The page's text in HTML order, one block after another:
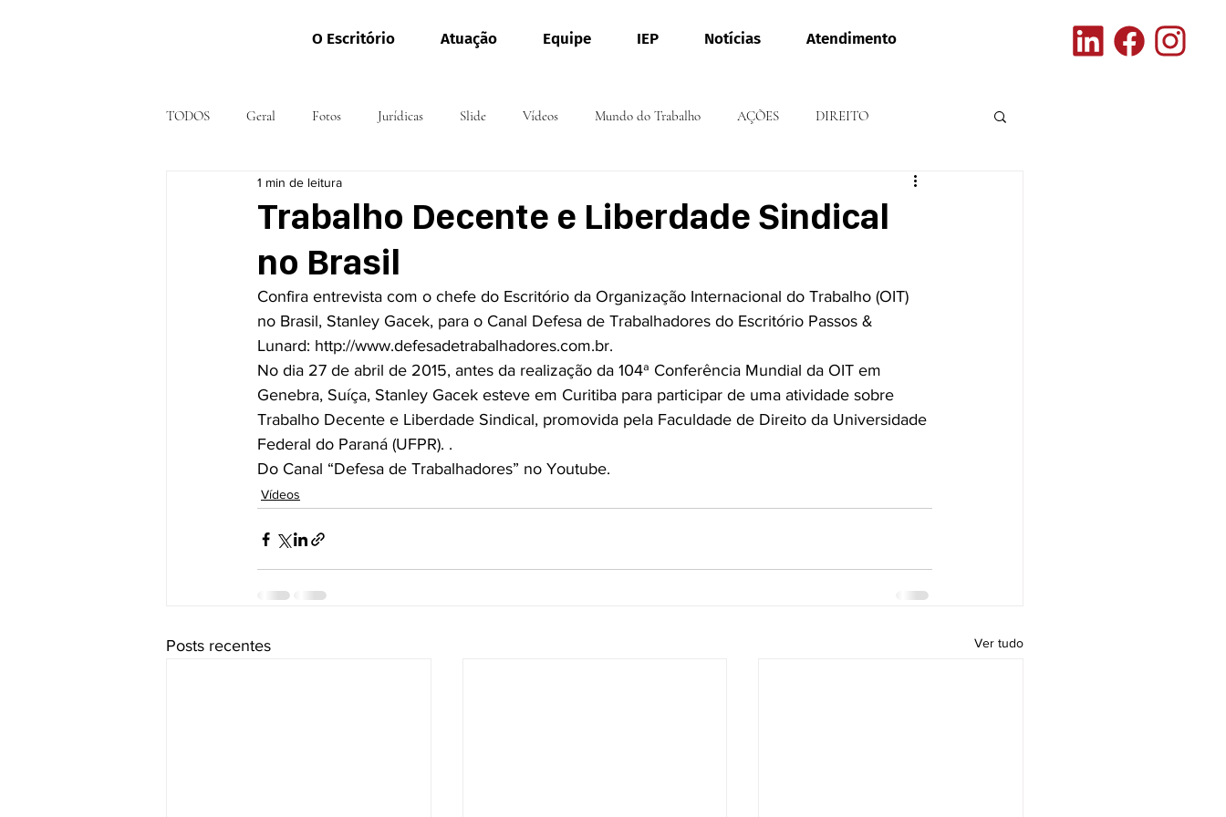
O Escritório Atuação Equipe IEP Notícias Atendimento
TODOS Geral Fotos Jurídicas Slide Vídeos Mundo do Trabalho AÇÕES DIREITO
Trabalho Decente e Liberdade Sindical
no Brasil
1 min de leitura
Confira entrevista com o chefe do Escritório da Organização Internacional do Trabalho (OIT)
no Brasil, Stanley Gacek, para o Canal Defesa de Trabalhadores do Escritório Passos &
Lunard: http://www.defesadetrabalhadores.com.br.
No dia 27 de abril de 2015, antes da realização da 104ª Conferência Mundial da OIT em
Genebra, Suíça, Stanley Gacek esteve em Curitiba para participar de uma atividade sobre
Trabalho Decente e Liberdade Sindical, promovida pela Faculdade de Direito da Universidade
Federal do Paraná (UFPR). .
Do Canal “Defesa de Trabalhadores” no Youtube.
Vídeos
Posts recentes Ver tudo